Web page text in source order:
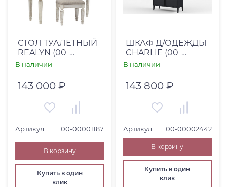
СТОЛ ТУАЛЕТНЫЙ
REALYN (00-
00001187)
В наличии
143 000 ₽
Артикул 00-00001187
В корзину
Купить в один
клик
ШКАФ Д/ОДЕЖДЫ
CHARLIE (00-
00002442)
В наличии
143 800 ₽
Артикул 00-00002442
В корзину
Купить в один
клик